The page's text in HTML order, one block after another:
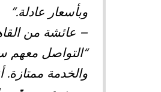
وبأسعار عادلة.”
– عائشة من
“التواصل معهم
والخدمة